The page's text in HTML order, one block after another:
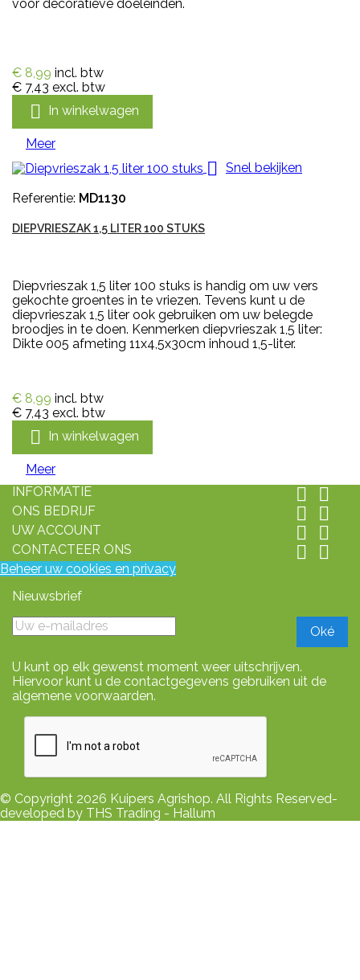
voor decoratieve doeleinden.
€ 8,99 incl. btw
€ 7,43 excl. btw
 In winkelwagen
Meer

Snel bekijken
Referentie: MD1130
DIEPVRIESZAK 1,5 LITER 100 STUKS
Diepvrieszak 1,5 liter 100 stuks is handig om uw vers
gekochte groentes in te vriezen. Tevens kunt u de
diepvrieszak 1,5 liter ook gebruiken om uw belegde
broodjes in te doen. Kenmerken diepvrieszak 1,5 liter:
Dikte 005 afmeting 11x4,5x30cm inhoud 1,5-liter.
€ 8,99 incl. btw
€ 7,43 excl. btw
 In winkelwagen
Meer
INFORMATIE
 
ONS BEDRIJF  
UW ACCOUNT  
CONTACTEER ONS  
Beheer uw cookies en privacy
Nieuwsbrief
U kunt op elk gewenst moment weer uitschrijven.
Hiervoor kunt u de contactgegevens gebruiken uit de
algemene voorwaarden.
© Copyright 2026 Kuipers Agrishop. All Rights Reserved-
developed by THS Trading - Hallum